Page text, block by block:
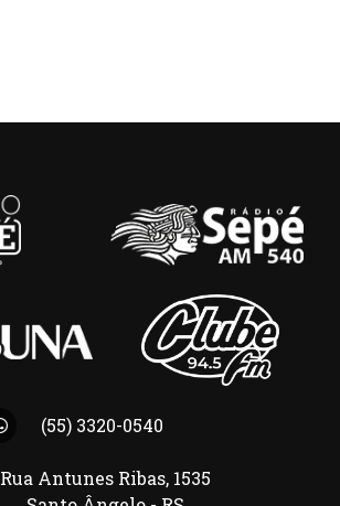
(55) 3320-0540
Rua Antunes Ribas, 1535